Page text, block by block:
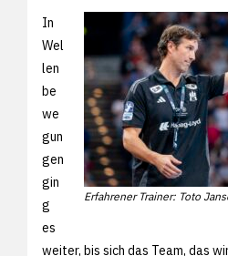
Erfahrener Trainer: Toto
In
Wel
len
be
we
gun
gen
gin
g
es
weiter, bis sich das Team, das